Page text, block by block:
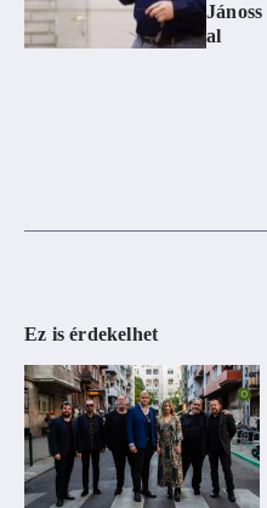
Jánoss
al
Ez is érdekelhet